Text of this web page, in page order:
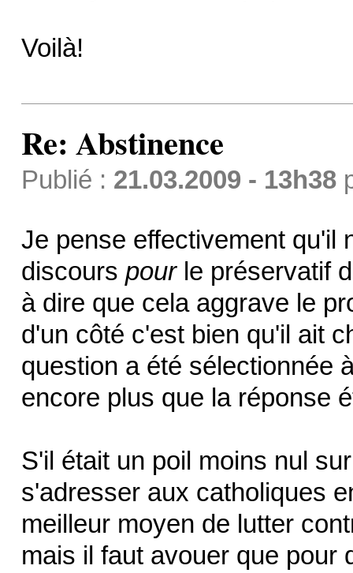
Voilà!
Re: Abstinence
Publié : 21.03.2009 - 13h38
Je pense effectivement qu'il
discours pourle préservatif
à dire que cela aggrave le
d'un côté c'est bien qu'il ait
question a été sélectionnée
encore plus que la réponse
S'il était un poil moins nul
s'adresser aux catholiques
meilleur moyen de lutter
mais il faut avouer que pour